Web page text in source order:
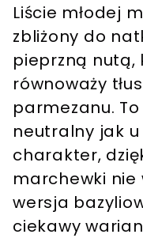
Liście młodej
zbliżony do
pieprzną nutą,
równoważy
parmezanu.
neutralny jak
charakter,
marchewki nie
wersja
ciekawy